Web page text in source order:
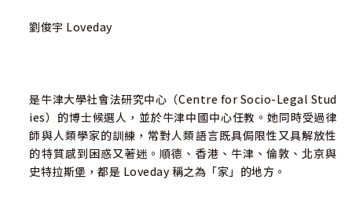
劉俊宇 Loveday
是牛津大學社會法研究中心（Centre for Socio-Legal Stud
ies）的博士候選人，並於牛津中國中心任教。她同時受過律
師與人類學家的訓練，常對人類語言既具侷限性又具解放性
的特質感到困惑又著迷。順德、香港、牛津、倫敦、北京與
史特拉斯堡，都是 Loveday 稱之為「家」的地方。